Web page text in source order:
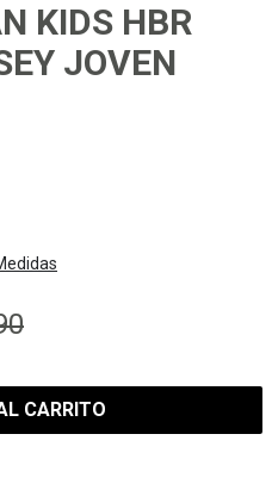
KIDS HBR
JOVEN
CARRITO